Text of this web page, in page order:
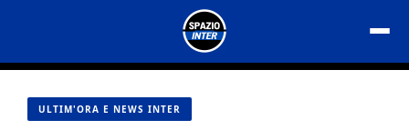
contenuto
ULTIM'ORA E NEWS INTER